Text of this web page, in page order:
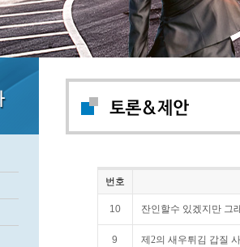
번호
10 잔인할수 있겠지만 그
9 제2의 새우튀김 갑질